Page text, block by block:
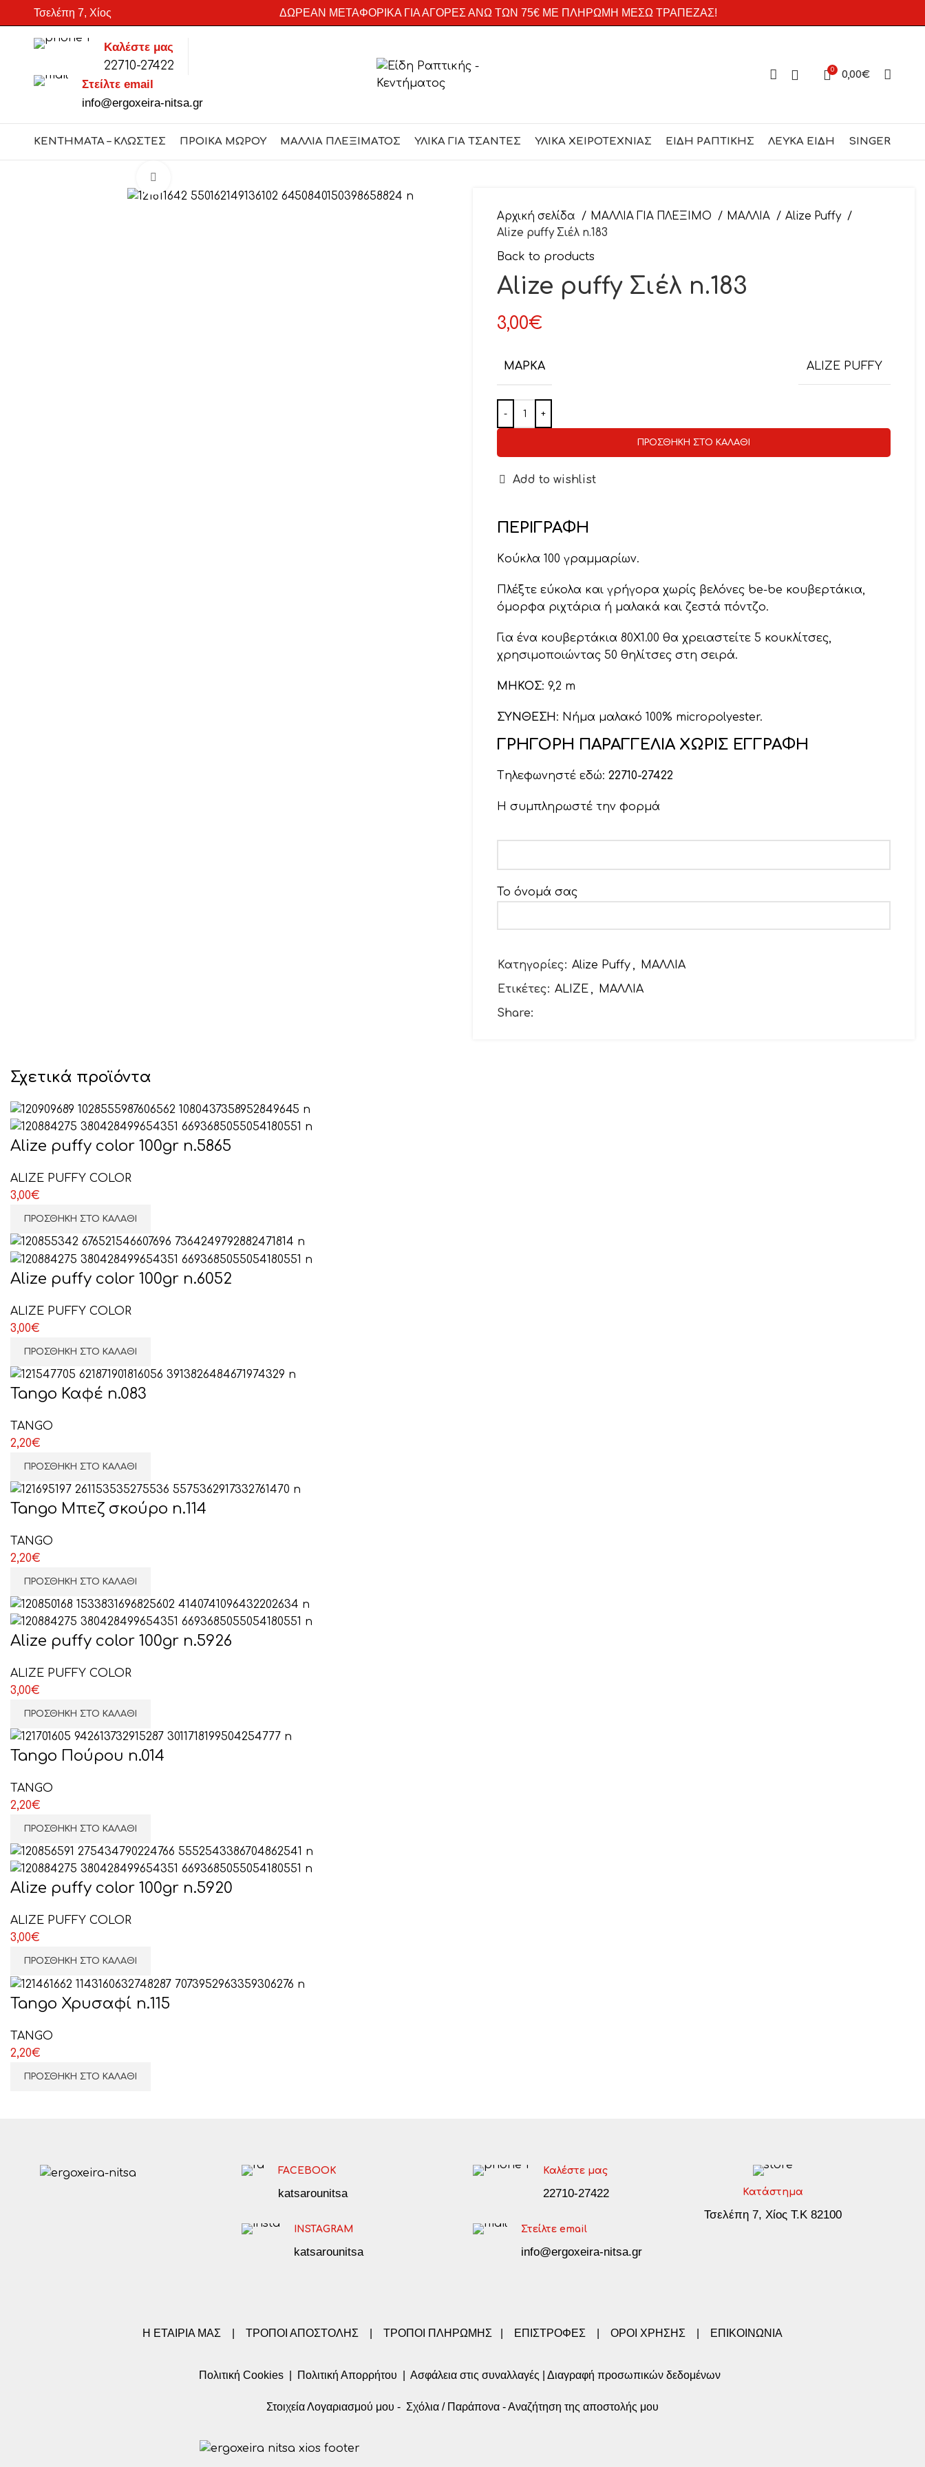
Τσελέπη 7, Χίος ΔΩΡΕΑΝ ΜΕΤΑΦΟΡΙΚΑ ΓΙΑ ΑΓΟΡΕΣ ΑΝΩ ΤΩΝ 75€ ΜΕ ΠΛΗΡΩΜΗ ΜΕΣΩ ΤΡΑΠΕΖΑΣ!
Καλέστε μας
22710-27422
Στείλτε email
info@ergoxeira-nitsa.gr
0 0,00€
ΚΕΝΤΗΜΑΤΑ – ΚΛΩΣΤΕΣ ΠΡΟΙΚΑ ΜΩΡΟΥ ΜΑΛΛΙΑ ΠΛΕΞΙΜΑΤΟΣ ΥΛΙΚΑ ΓΙΑ ΤΣΑΝΤΕΣ ΥΛΙΚΑ ΧΕΙΡΟΤΕΧΝΙΑΣ ΕΙΔΗ ΡΑΠΤΙΚΗΣ ΛΕΥΚΑ ΕΙΔΗ SINGER
Αρχική σελίδα ΜΑΛΛΙΑ ΓΙΑ ΠΛΕΞΙΜΟ ΜΑΛΛΙΑ
Alize Puffy
Alize puffy Σιέλ n.183
Back to products
Alize puffy Σιέλ n.183
3,00€
ΜΆΡΚΑ ALIZE PUFFY
ΠΡΟΣΘΉΚΗ ΣΤΟ ΚΑΛΆΘΙ
Add to wishlist
ΠΕΡΙΓΡΑΦΉ
Kούκλα 100 γραμμαρίων.
Πλέξτε εύκολα και γρήγορα χωρίς βελόνες be-be κουβερτάκια,
όμορφα ριχτάρια ή μαλακά και ζεστά πόντζο.
Για ένα κουβερτάκια 80Χ1.00 θα χρειαστείτε 5 κουκλίτσες,
χρησιμοποιώντας 50 θηλίτσες στη σειρά.
ΜΗΚΟΣ: 9,2 m
ΣΥΝΘΕΣΗ: Νήμα μαλακό 100% micropolyester.
ΓΡΗΓΟΡΗ ΠΑΡΑΓΓΕΛΙΑ ΧΩΡΙΣ ΕΓΓΡΑΦΗ
Tηλεφωνηστέ εδώ: 22710-27422
Η συμπληρωστέ την φορμά
Το όνομά σας
Θέμα
Κατηγορίες: Alize Puffy ,
ΜΑΛΛΙΑ
Ετικέτες: ALIZE ,
ΜΑΛΛΙΑ
Share:
Σχετικά προϊόντα
Alize puffy color 100gr n.5865
ALIZE PUFFY COLOR
3,00€
ΠΡΟΣΘΉΚΗ ΣΤΟ ΚΑΛΆΘΙ
Alize puffy color 100gr n.6052
ALIZE PUFFY COLOR
3,00€
ΠΡΟΣΘΉΚΗ ΣΤΟ ΚΑΛΆΘΙ
Tango Καφέ n.083
TANGO
2,20€
ΠΡΟΣΘΉΚΗ ΣΤΟ ΚΑΛΆΘΙ
Tango Μπεζ σκούρο n.114
TANGO
2,20€
ΠΡΟΣΘΉΚΗ ΣΤΟ ΚΑΛΆΘΙ
Alize puffy color 100gr n.5926
ALIZE PUFFY COLOR
3,00€
ΠΡΟΣΘΉΚΗ ΣΤΟ ΚΑΛΆΘΙ
Tango Πούρου n.014
TANGO
2,20€
ΠΡΟΣΘΉΚΗ ΣΤΟ ΚΑΛΆΘΙ
Alize puffy color 100gr n.5920
ALIZE PUFFY COLOR
3,00€
ΠΡΟΣΘΉΚΗ ΣΤΟ ΚΑΛΆΘΙ
Tango Χρυσαφί n.115
TANGO
2,20€
ΠΡΟΣΘΉΚΗ ΣΤΟ ΚΑΛΆΘΙ
FACEBOOK
katsarounitsa
INSTAGRAM
katsarounitsa
Καλέστε μας
22710-27422
Στείλτε email
info@ergoxeira-nitsa.gr
Κατάστημα
Τσελέπη 7, Χίος Τ.Κ 82100
Η ΕΤΑΙΡΙΑ ΜΑΣ ΤΡΟΠΟΙ ΑΠΟΣΤΟΛΗΣ ΤΡΟΠΟΙ ΠΛΗΡΩΜΗΣ ΕΠΙΣΤΡΟΦΕΣ ΟΡΟΙ ΧΡΗΣΗΣ ΕΠΙΚΟΙΝΩΝΙΑ
Πολιτική Cookies Πολιτική Απορρήτου Ασφάλεια στις συναλλαγές Διαγραφή προσωπικών δεδομένων
Στοιχεία Λογαριασμού μου - Σχόλια / Παράπονα -Αναζήτηση της αποστολής μου
SEARCH
Start typing to see products you are looking for.